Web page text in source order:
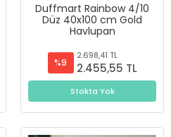
Duffmart Rainbow 4/10
Düz 40x100 cm Gold
Havlupan
%9
2.698,41 TL
2.455,55 TL
Stokta Yok